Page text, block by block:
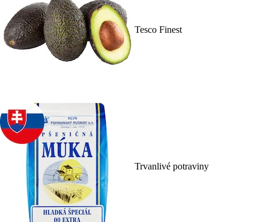
Tesco Finest
Trvanlivé potraviny